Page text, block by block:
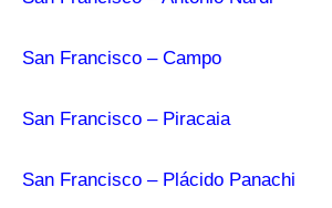
San Francisco – Campo
San Francisco – Piracaia
San Francisco – Plácido Panachi